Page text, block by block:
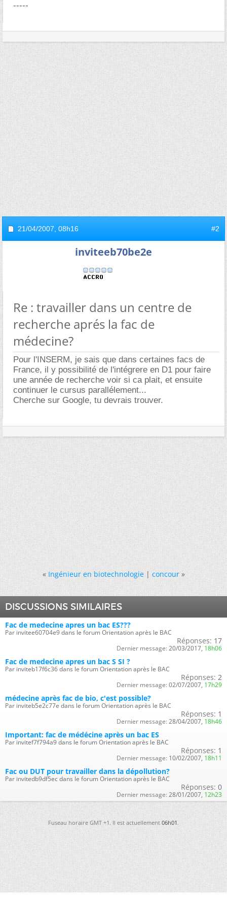
-----
21/04/2007, 08h16 #2
inviteeb70be2e
Re : travailler dans un centre de
recherche aprés la fac de
médecine?
Pour l'INSERM, je sais que dans certaines facs de
France, il y possibilité de l'intégrere en D1 pour faire
une année de recherche voir si ca plait, et ensuite
continuer le cursus parallélement...
Cherche sur Google, tu devrais trouver.
« Ingénieur en biotechnologie|concour »
DISCUSSIONS SIMILAIRES
Fac de medecine apres un bac ES???
Par invitee60704e9 dans le forum Orientation après le BAC
Réponses: 17
Dernier message: 20/03/2017, 18h06
Fac de medecine apres un bac S SI ?
Par inviteb17f6c36 dans le forum Orientation après le BAC
Réponses: 2
Dernier message: 02/07/2007, 17h29
médecine après fac de bio, c'est possible?
Par inviteb5e2c77e dans le forum Orientation après le BAC
Réponses: 1
Dernier message: 28/04/2007, 18h46
Important: fac de médécine après un bac ES
Par invitef7f794a9 dans le forum Orientation après le BAC
Réponses: 1
Dernier message: 10/02/2007, 18h11
Fac ou DUT pour travailler dans la dépollution?
Par invitedb9df5ec dans le forum Orientation après le BAC
Réponses: 0
Dernier message: 28/01/2007, 12h23
Fuseau horaire GMT +1. Il est actuellement06h01.